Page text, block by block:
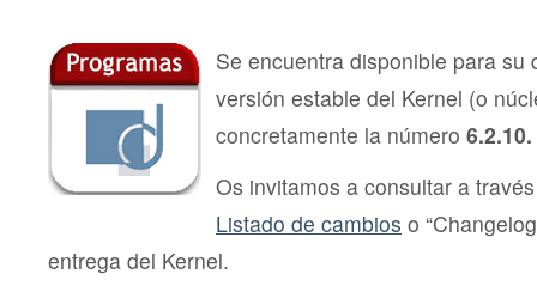
Se encuentra disponible para su
versión estable del Kernel (o
concretamente la número 6.2.10.
Os invitamos a consultar a
Listado de cambios o
entrega del Kernel.